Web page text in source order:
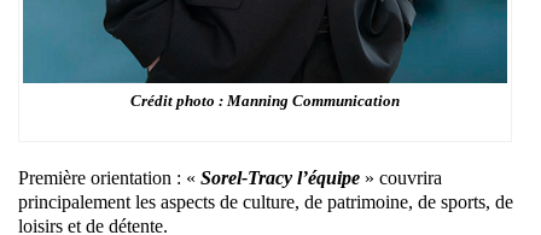
Crédit photo : Manning Communication
Première orientation : « Sorel-Tracy l’équipe » couvrira
principalement les aspects de culture, de patrimoine, de sports, de
loisirs et de détente.